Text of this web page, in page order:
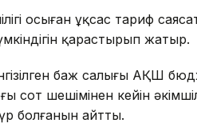
осыған ұқсас тариф
қарастырып жатыр.
баж салығы АҚШ
сот шешімінен кейін
болғанын айтты.